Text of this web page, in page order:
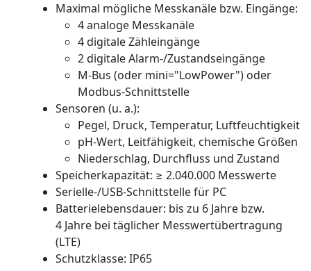
Maximal mögliche Messkanäle bzw. Eingänge:
4 analoge Messkanäle
4 digitale Zähleingänge
2 digitale Alarm-/Zustandseingänge
M-Bus (oder mini="LowPower") oder
Modbus-Schnittstelle
Sensoren (u. a.):
Pegel, Druck, Temperatur, Luftfeuchtigkeit
pH-Wert, Leitfähigkeit, chemische Größen
Niederschlag, Durchfluss und Zustand
Speicherkapazität: ≥ 2.040.000 Messwerte
Serielle-/USB-Schnittstelle für PC
Batterielebensdauer: bis zu 6 Jahre bzw.
4 Jahre bei täglicher Messwertübertragung
(LTE)
Schutzklasse: IP65